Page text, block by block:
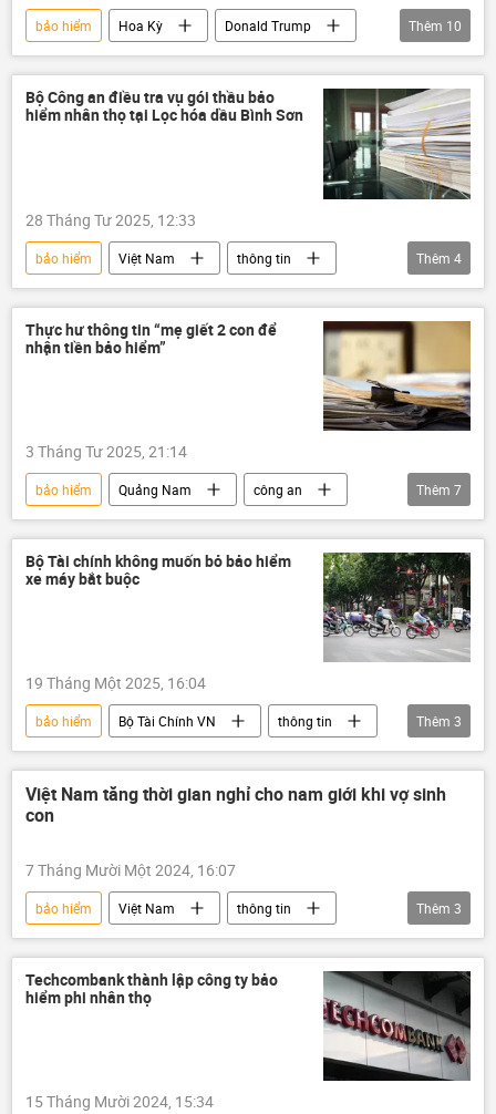
bảo hiểm Hoa Kỳ
Donald Trump
Boeing
Emirates Airline
Qatar
Airbus
Kinh tế
Thế giới
phương Tây
thông tin
Thêm 10
Bộ Công an điều tra vụ gói thầu bảo
hiểm nhân thọ tại Lọc hóa dầu Bình Sơn
28 Tháng Tư 2025, 12:33
bảo hiểm Việt Nam
thông tin
Bộ Công an Việt Nam
luật hình sự
Pháp luật
vi phạm
Thêm 4
Thực hư thông tin “mẹ giết 2 con để
nhận tiền bảo hiểm”
3 Tháng Tư 2025, 21:14
bảo hiểm Quảng Nam
công an
Bộ Công an Việt Nam
vi phạm
Pháp luật
thông tin
mẹ
mẹ giết con
Thêm 7
Bộ Tài chính không muốn bỏ bảo hiểm
xe máy bắt buộc
19 Tháng Một 2025, 16:04
bảo hiểm Bộ Tài Chính VN
thông tin
Việt Nam
xe máy xe mô tô
Thêm 3
Việt Nam tăng thời gian nghỉ cho nam giới khi vợ sinh
con
7 Tháng Mười Một 2024, 16:07
bảo hiểm Việt Nam
thông tin
mang thai
Xã hội Chính sách
Thêm 3
Techcombank thành lập công ty bảo
hiểm phi nhân thọ
15 Tháng Mười 2024, 15:34